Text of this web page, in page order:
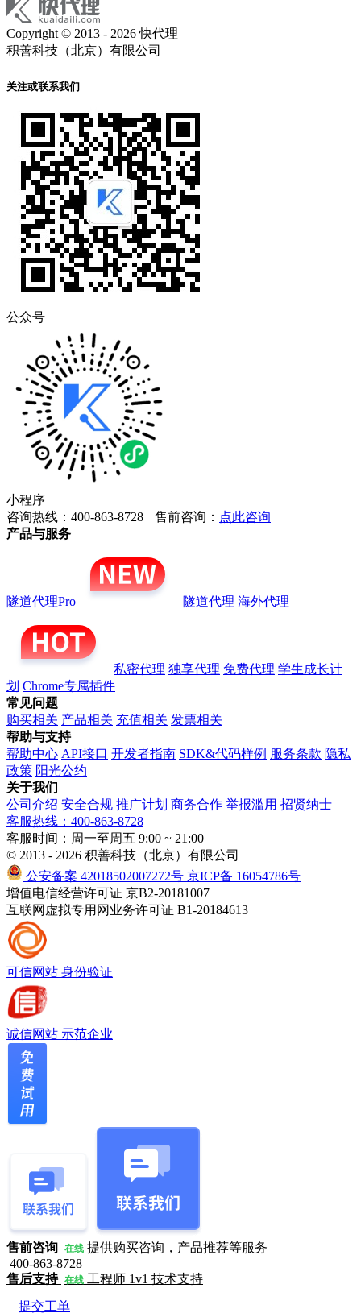
Copyright © 2013 - 2026 快代理
积善科技（北京）有限公司
关注或联系我们
公众号
小程序
咨询热线：400-863-8728
售前咨询： 点此咨询
产品与服务
隧道代理Pro 隧道代理 海外代理
私密代理 独享代理 免费代理 学生成长计
划 Chrome专属插件
常见问题
购买相关 产品相关 充值相关 发票相关
帮助与支持
帮助中心 API接口 开发者指南 SDK&代码样例 服务条款 隐私
政策 阳光公约
关于我们
公司介绍 安全合规 推广计划 商务合作 举报滥用 招贤纳士
客服热线：400-863-8728
客服时间：周一至周五 9:00 ~ 21:00
© 2013 - 2026 积善科技（北京）有限公司
公安备案 42018502007272号 京ICP备 16054786号
增值电信经营许可证 京B2-20181007
互联网虚拟专用网业务许可证 B1-20184613
可信网站 身份验证
诚信网站 示范企业
售前咨询 在线 提供购买咨询，产品推荐等服务
400-863-8728
售后支持 在线 工程师 1v1 技术支持
提交工单